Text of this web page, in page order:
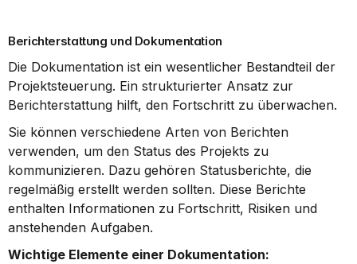
Berichterstattung und Dokumentation
Die Dokumentation ist ein wesentlicher Bestandteil der
Projektsteuerung. Ein strukturierter Ansatz zur
Berichterstattung hilft, den Fortschritt zu überwachen.
Sie können verschiedene Arten von Berichten
verwenden, um den Status des Projekts zu
kommunizieren. Dazu gehören Statusberichte, die
regelmäßig erstellt werden sollten. Diese Berichte
enthalten Informationen zu Fortschritt, Risiken und
anstehenden Aufgaben.
Wichtige Elemente einer Dokumentation: